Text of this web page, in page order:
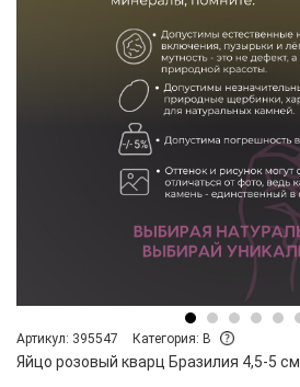
Артикул: 395547 Категория: B
Яйцо розовый кварц Бразилия 4,5-5 см